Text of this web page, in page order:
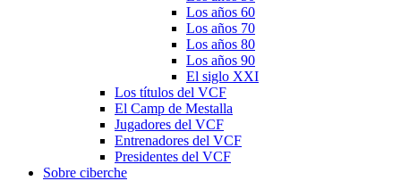
Los años 60
Los años 70
Los años 80
Los años 90
El siglo XXI
Los títulos del VCF
El Camp de Mestalla
Jugadores del VCF
Entrenadores del VCF
Presidentes del VCF
Sobre ciberche